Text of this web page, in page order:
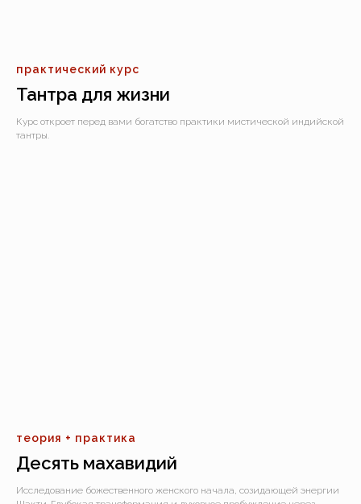
практический курс
Тантра для жизни
Курс откроет перед вами богатство практики мистической индийской
тантры.
теория + практика
Десять махавидий
Исследование божественного женского начала, созидающей энергии